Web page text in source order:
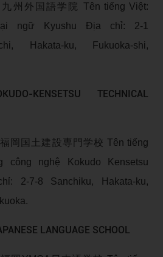
九州外国語学院 Tên tiếng Việt:
ngữ Kyushu Địa chỉ: 2-1
Hakata-ku, Fukuoka-shi,
KENSETSU TECHNICAL
岡国土建設専門学校 Tên tiếng
công nghệ Kokudo Kensetsu
2-7-8 Sanchiku, Hakata-ku,
LANGUAGE SCHOOL